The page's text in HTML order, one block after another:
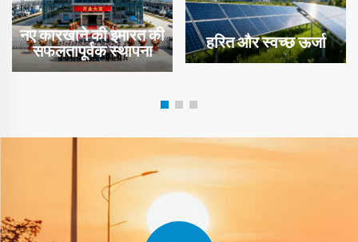
नए कारखाने की इमारत की
सफलतापूर्वक स्थापना
हरित और स्वच्छ ऊर्जा